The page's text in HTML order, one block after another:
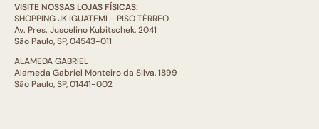
VISITE NOSSAS LOJAS FÍSICAS:
SHOPPING JK IGUATEMI - PISO TÉRREO
Av. Pres. Juscelino Kubitschek, 2041
São Paulo, SP, 04543-011
ALAMEDA GABRIEL
Alameda Gabriel Monteiro da Silva, 1899
São Paulo, SP, 01441-002